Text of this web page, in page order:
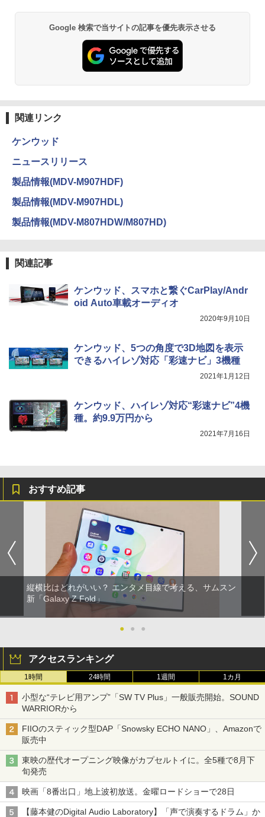
Google 検索で当サイトの記事を優先表示させる
関連リンク
ケンウッド
ニュースリリース
製品情報(MDV-M907HDF)
製品情報(MDV-M907HDL)
製品情報(MDV-M807HDW/M807HD)
関連記事
ケンウッド、スマホと繋ぐCarPlay/Andr
oid Auto車載オーディオ
2020年9月10日
ケンウッド、5つの角度で3D地図を表示
できるハイレゾ対応「彩速ナビ」3機種
2021年1月12日
ケンウッド、ハイレゾ対応“彩速ナビ”4機
種。約9.9万円から
2021年7月16日
おすすめ記事
縦横比はどれがいい？ エンタメ目線で考える、サムスン
新「Galaxy Z Fold」
● ● ●
アクセスランキング
1時間 24時間 1週間 1カ月
小型な“テレビ用アンプ”「SW TV Plus」一般販売開始。SOUND
WARRIORから
FIIOのスティック型DAP「Snowsky ECHO NANO」、Amazonで
販売中
東映の歴代オープニング映像がカプセルトイに。全5種で8月下
旬発売
映画「8番出口」地上波初放送。金曜ロードショーで28日
【藤本健のDigital Audio Laboratory】「声で演奏するドラム」か